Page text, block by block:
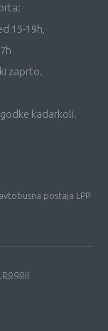
15-19h,
zaprto.
kadarkoli.
postaja LPP
pogoji